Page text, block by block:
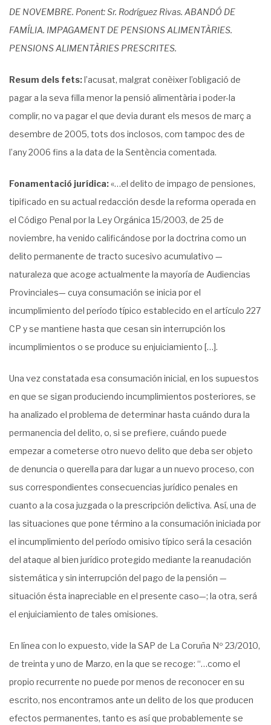
DE NOVEMBRE. Ponent: Sr. Rodríguez Rivas. ABANDÓ DE
FAMÍLIA. IMPAGAMENT DE PENSIONS ALIMENTÀRIES.
PENSIONS ALIMENTÀRIES PRESCRITES.
Resum dels fets:l’acusat, malgrat conèixer l’obligació de
pagar a la seva filla menor la pensió alimentària i poder-la
complir, no va pagar el que devia durant els mesos de març a
desembre de 2005, tots dos inclosos, com tampoc des de
l’any 2006 fins a la data de la Sentència comentada.
Fonamentació jurídica:«…el delito de impago de pensiones,
tipificado en su actual redacción desde la reforma operada en
el Código Penal por la Ley Orgánica 15/2003, de 25 de
noviembre, ha venido calificándose por la doctrina como un
delito permanente de tracto sucesivo acumulativo —
naturaleza que acoge actualmente la mayoría de Audiencias
Provinciales— cuya consumación se inicia por el
incumplimiento del período típico establecido en el artículo 227
CP y se mantiene hasta que cesan sin interrupción los
incumplimientos o se produce su enjuiciamiento […].
Una vez constatada esa consumación inicial, en los supuestos
en que se sigan produciendo incumplimientos posteriores, se
ha analizado el problema de determinar hasta cuándo dura la
permanencia del delito, o, si se prefiere, cuándo puede
empezar a cometerse otro nuevo delito que deba ser objeto
de denuncia o querella para dar lugar a un nuevo proceso, con
sus correspondientes consecuencias jurídico penales en
cuanto a la cosa juzgada o la prescripción delictiva. Así, una de
las situaciones que pone término a la consumación iniciada por
el incumplimiento del período omisivo típico será la cesación
del ataque al bien jurídico protegido mediante la reanudación
sistemática y sin interrupción del pago de la pensión —
situación ésta inapreciable en el presente caso—; la otra, será
el enjuiciamiento de tales omisiones.
En línea con lo expuesto, vide la SAP de La Coruña Nº 23/2010,
de treinta y uno de Marzo, en la que se recoge: “…como el
propio recurrente no puede por menos de reconocer en su
escrito, nos encontramos ante un delito de los que producen
efectos permanentes, tanto es así que probablemente se